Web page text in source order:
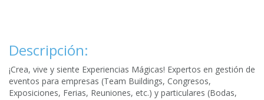
Descripción:
¡Crea, vive y siente Experiencias Mágicas! Expertos en gestión de
eventos para empresas (Team Buildings, Congresos,
Exposiciones, Ferias, Reuniones, etc.) y particulares (Bodas,